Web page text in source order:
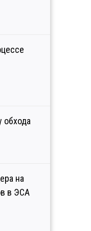
обхода
на
в ЭСА